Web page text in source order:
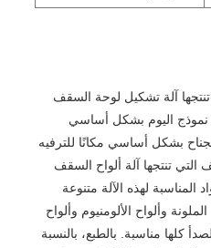
آلة تشكيل لوحة السقف
نموذج اليوم بشكل أساسي
بشكل أساسي مكانًا للترفيه
التي تنتجها آلة ألواح السقف
لهذه الآلة متنوعة
وألواح الألومنيوم وألواح
كلها مناسبة. بالطبع، بالنسبة